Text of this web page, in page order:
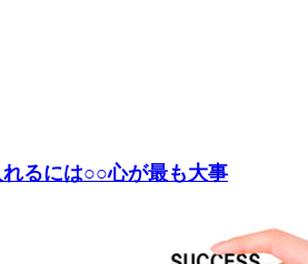
るには○○心が最も大事